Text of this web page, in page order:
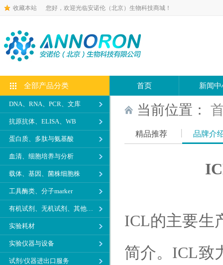
收藏本站 您好，欢迎光临安诺伦（北京）生物科技商城！
全部产品分类
DNA、RNA、PCR、文库
抗原抗体、ELISA、WB
蛋白质、多肽与氨基酸
血清、细胞培养与分析
载体、基因、菌株细胞株
工具酶类、分子marker
有机试剂、无机试剂、其他生化试剂
实验耗材
实验仪器与设备
试剂/仪器进出口服务
首页 新闻中
当前位置：
精品推荐 品牌介
ICL的主要生
简介。ICL致